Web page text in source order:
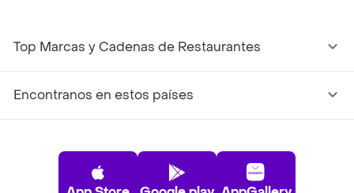
Top Marcas y Cadenas de Restaurantes
Encontranos en estos países